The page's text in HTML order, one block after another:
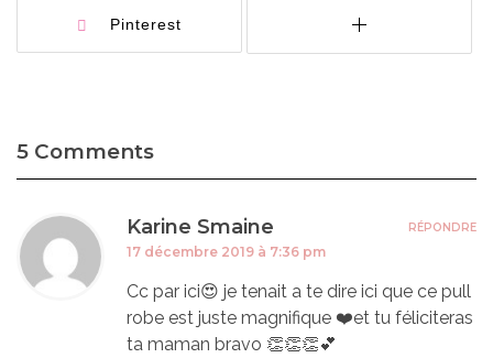
Pinterest
5 Comments
Karine Smaine
17 décembre 2019 à 7:36 pm
Cc par ici😍 je tenait a te dire ici que ce pull
robe est juste magnifique ❤️et tu féliciteras
ta maman bravo 👏👏👏💕
RÉPONDRE